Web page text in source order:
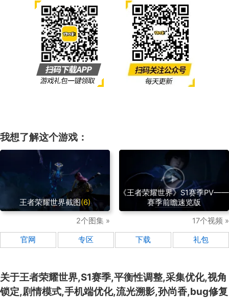
我想了解这个游戏：
王者荣耀世界截图(6)
2个图集 »
《王者荣耀世界》S1赛季PV——
赛季前瞻速览版
17个视频 »
官网 专区 下载 礼包
关于王者荣耀世界,S1赛季,平衡性调整,采集优化,视角
锁定,剧情模式,手机端优化,流光溯影,孙尚香,bug修复